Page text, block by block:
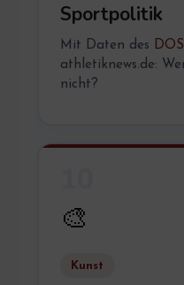
Sportpolitik
Mit Daten des
athletiknews.de:
nicht?
🎨
Kunst